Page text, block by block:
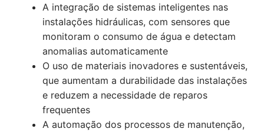
A integração de sistemas inteligentes nas
instalações hidráulicas, com sensores que
monitoram o consumo de água e detectam
anomalias automaticamente
O uso de materiais inovadores e sustentáveis,
que aumentam a durabilidade das instalações
e reduzem a necessidade de reparos
frequentes
A automação dos processos de manutenção,